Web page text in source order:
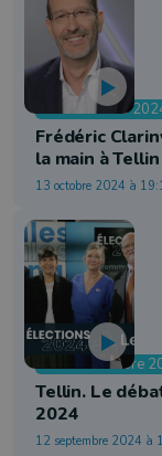
Communales
Frédéric
la main à Tellin
13 octobre 2024 à
Débats octobre
Tellin. Le
2024
12 septembre 2024 à